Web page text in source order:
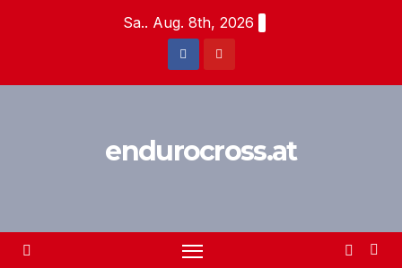
Sa.. Aug. 8th, 2026
endurocross.at